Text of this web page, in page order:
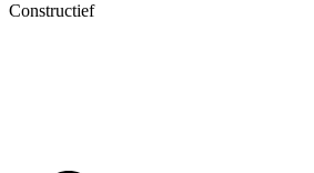
Constructief